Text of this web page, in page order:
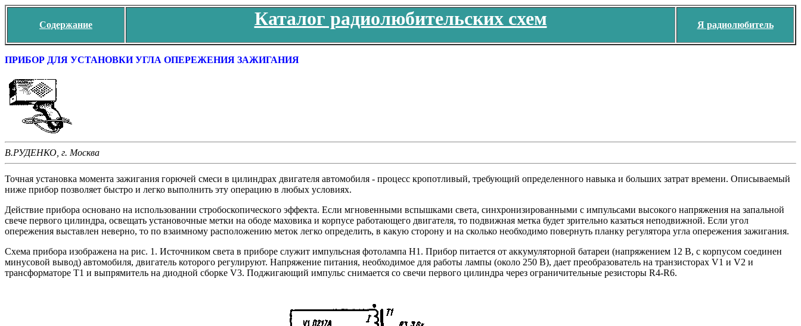
Содержание Каталог радиолюбительских схем Я радиолюбитель
ПРИБОР ДЛЯ УСТАНОВКИ УГЛА ОПЕРЕЖЕНИЯ ЗАЖИГАНИЯ
В.РУДЕНКО, г. Москва
Точная установка момента зажигания горючей смеси в цилиндрах двигателя автомобиля - процесс кропотливый, требующий определенного навыка и больших затрат времени. Описываемый
ниже прибор позволяет быстро и легко выполнить эту операцию в любых условиях.
Действие прибора основано на использовании стробоскопического эффекта. Если мгновенными вспышками света, синхронизированными с импульсами высокого напряжения на запальной
свече первого цилиндра, освещать установочные метки на ободе маховика и корпусе работающего двигателя, то подвижная метка будет зрительно казаться неподвижной. Если угол
опережения выставлен неверно, то по взаимному расположению меток легко определить, в какую сторону и на сколько необходимо повернуть планку регулятора угла опережения зажигания.
Схема прибора изображена на рис. 1. Источником света в приборе служит импульсная фотолампа H1. Прибор питается от аккумуляторной батареи (напряжением 12 В, с корпусом соединен
минусовой вывод) автомобиля, двигатель которого регулируют. Напряжение питания, необходимое для работы лампы (около 250 В), дает преобразователь на транзисторах V1 и V2 и
трансформаторе Т1 и выпрямитель на диодной сборке V3. Поджигающий импульс снимается со свечи первого цилиндра через ограничительные резисторы R4-R6.